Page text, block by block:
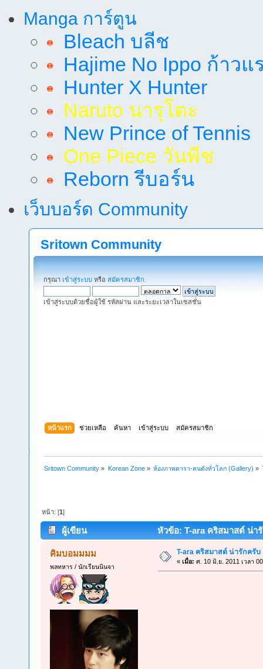
Manga การ์ตูน
Bleach บลีช
Hajime No Ippo ก้าวแ
Hunter X Hunter
Naruto นารุโตะ
New Prince of Tennis
One Piece วันพีช
Reborn รีบอร์น
เว็บบอร์ด Community
Sritown Community
กรุณา เข้าสู่ระบบ หรือ สมัครสมาชิก
เข้าสู่ระบบด้วยชื่อผู้ใช้ รหัสผ่าน และระยะเวลาในเซสชั่น
หน้าแรก ช่วยเหลือ ค้นหา เข้าสู่ระบบ สมัครสมาชิก
Sritown Community » Korean Zone» ห้องภาพดารา-คนดังทั่วโลก (Gallery) »
หน้า: [1]
ผู้เขียน หัวข้อ: T-ara คริสมาสต์ น่า
คิมบอมมมม
พลทหาร / นักเรียนนินจา
T-ara คริสมาสต์ น่ารักครับ
« เมื่อ: ศ. 10 มิ.ย. 2011 เวลา